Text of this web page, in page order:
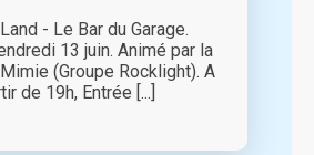
- Le Bar du Garage.
13 juin. Animé par la
(Groupe Rocklight). A
de 19h, Entrée [...]